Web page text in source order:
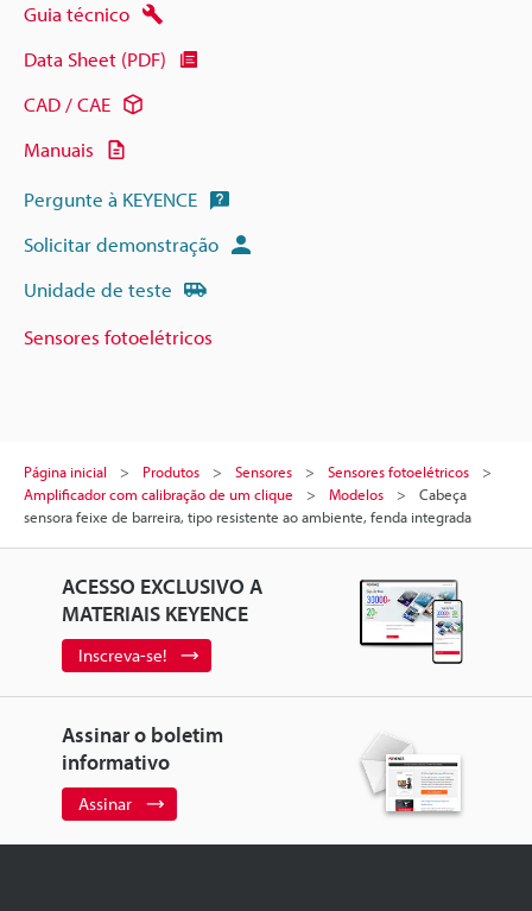
Guia técnico
Data Sheet (PDF)
CAD / CAE
Manuais
Pergunte à KEYENCE
Solicitar demonstração
Unidade de teste
Sensores fotoelétricos
Página inicial Produtos Sensores
Sensores fotoelétricos
Amplificador com calibração de um clique
Modelos
Cabeça
sensora feixe de barreira, tipo resistente ao ambiente, fenda integrada
ACESSO EXCLUSIVO A
MATERIAIS KEYENCE
Inscreva-se!
Assinar o boletim
informativo
Assinar